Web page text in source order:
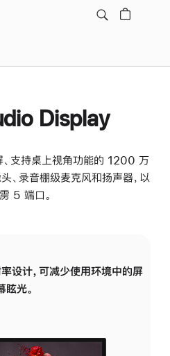
Display
支持桌上视角功能的 1200 万
录音棚级麦克风和扬声器，以
5 端口。
设计，可减少使用环境中的屏
眩光。